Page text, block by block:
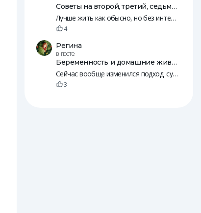
Советы на второй, третий, седьмой, 10, 12 и 18 день после переноса эмбрионов
Лучше жить как обысно, но без интенсивных занятий, резких движений и т. п. Нужно, чтобы был кровоток. Просто будьте к себе внимательнее, а так живите жизнь 😄
4
Регина
в посте
Беременность и домашние животные
Сейчас вообще изменился подход: судя по рилсам, с собаками начинают знакомить детей еще в животе. А потом и младенцы вместе с животными спят
3